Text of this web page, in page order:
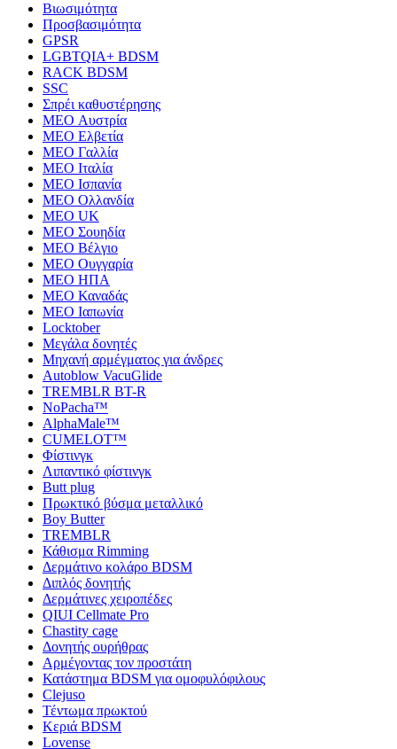
Βιωσιμότητα
Προσβασιμότητα
GPSR
LGBTQIA+ BDSM
RACK BDSM
SSC
Σπρέι καθυστέρησης
MEO Αυστρία
MEO Ελβετία
MEO Γαλλία
MEO Ιταλία
MEO Ισπανία
MEO Ολλανδία
MEO UK
MEO Σουηδία
MEO Βέλγιο
MEO Ουγγαρία
MEO ΗΠΑ
MEO Καναδάς
MEO Ιαπωνία
Locktober
Μεγάλα δονητές
Μηχανή αρμέγματος για άνδρες
Autoblow VacuGlide
TREMBLR BT-R
NoPacha™
AlphaMale™
CUMELOT™
Φίστινγκ
Λιπαντικό φίστινγκ
Butt plug
Πρωκτικό βύσμα μεταλλικό
Boy Butter
TREMBLR
Κάθισμα Rimming
Δερμάτινο κολάρο BDSM
Διπλός δονητής
Δερμάτινες χειροπέδες
QIUI Cellmate Pro
Chastity cage
Δονητής ουρήθρας
Αρμέγοντας τον προστάτη
Κατάστημα BDSM για ομοφυλόφιλους
Clejuso
Τέντωμα πρωκτού
Κεριά BDSM
Lovense